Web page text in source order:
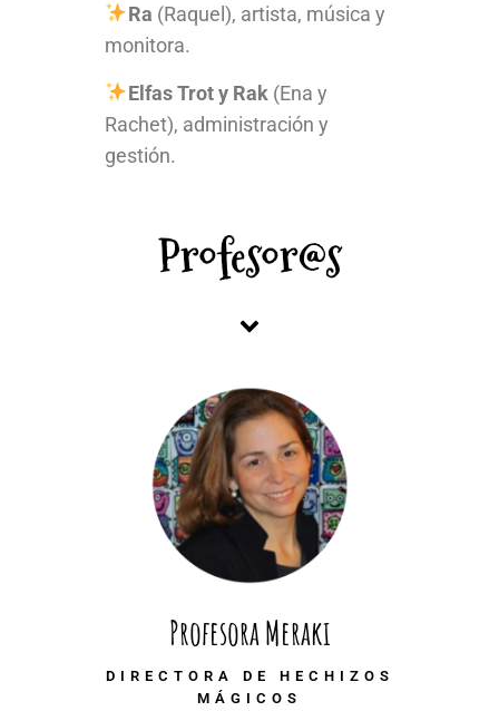
Ra (Raquel), artista, música y
monitora.
Elfas Trot y Rak (Ena y
Rachet), administración y
gestión.
Profesor@s
Profesora Meraki
DIRECTORA DE HECHIZOS
MÁGICOS